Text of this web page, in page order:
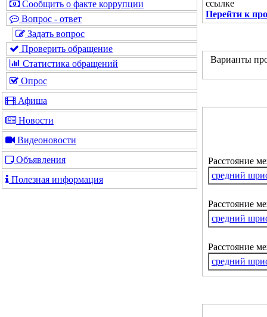
Сообщить о факте коррупции
Вопрос - ответ
Задать вопрос
Проверить обращение
Статистика обращений
Опрос
Афиша
Новости
Видеоновости
Объявления
Полезная информация
ссылке
Перейти к
Варианты
Расстояние
средний
Расстояние
средний
Расстояние
средний